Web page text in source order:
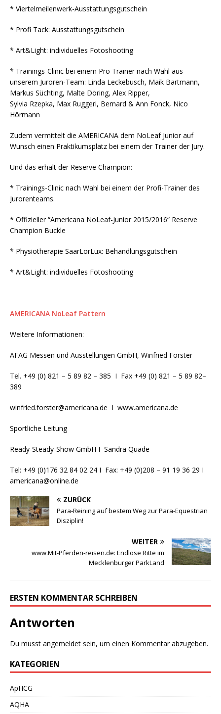
* Viertelmeilenwerk-Ausstattungsgutschein
* Profi Tack: Ausstattungsgutschein
* Art&Light: individuelles Fotoshooting
* Trainings-Clinic bei einem Pro Trainer nach Wahl aus
unserem Juroren-Team: Linda Leckebusch, Maik Bartmann,
Markus Süchting, Malte Döring, Alex Ripper,
Sylvia Rzepka, Max Ruggeri, Bernard & Ann Fonck, Nico
Hörmann
Zudem vermittelt die AMERICANA dem NoLeaf Junior auf
Wunsch einen Praktikumsplatz bei einem der Trainer der Jury.
Und das erhält der Reserve Champion:
* Trainings-Clinic nach Wahl bei einem der Profi-Trainer des
Jurorenteams.
* Offizieller “Americana NoLeaf-Junior 2015/2016“ Reserve
Champion Buckle
* Physiotherapie SaarLorLux: Behandlungsgutschein
* Art&Light: individuelles Fotoshooting
AMERICANA NoLeaf Pattern
Weitere Informationen:
AFAG Messen und Ausstellungen GmbH, Winfried Forster
Tel. +49 (0) 821 – 5 89 82 – 385 I Fax +49 (0) 821 – 5 89 82–
389
winfried.forster@americana.de I www.americana.de
Sportliche Leitung
Ready-Steady-Show GmbH I Sandra Quade
Tel: +49 (0)176 32 84 02 24 I Fax: +49 (0)208 – 91 19 36 29 I
americana@online.de
ZURÜCK
Para-Reining auf bestem Weg zur Para-Equestrian
Disziplin!
WEITER
www.Mit-Pferden-reisen.de: Endlose Ritte im
Mecklenburger ParkLand
ERSTEN KOMMENTAR SCHREIBEN
Antworten
Du musst angemeldet sein, um einen Kommentar abzugeben.
KATEGORIEN
ApHCG
AQHA